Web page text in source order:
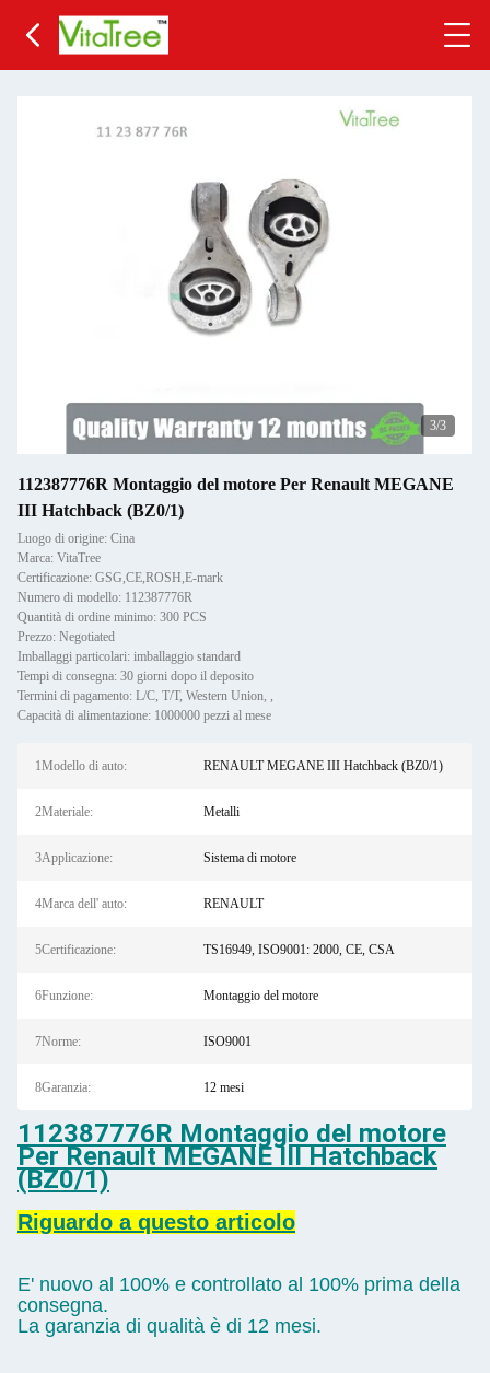
3/3
112387776R Montaggio del motore Per Renault MEGANE
III Hatchback (BZ0/1)
Luogo di origine: Cina
Marca: VitaTree
Certificazione: GSG,CE,ROSH,E-mark
Numero di modello: 112387776R
Quantità di ordine minimo: 300 PCS
Prezzo: Negotiated
Imballaggi particolari: imballaggio standard
Tempi di consegna: 30 giorni dopo il deposito
Termini di pagamento: L/C, T/T, Western Union, ,
Capacità di alimentazione: 1000000 pezzi al mese
1Modello di auto: RENAULT MEGANE III Hatchback (BZ0/1)
2Materiale: Metalli
3Applicazione: Sistema di motore
4Marca dell' auto: RENAULT
5Certificazione: TS16949, ISO9001: 2000, CE, CSA
6Funzione: Montaggio del motore
7Norme: ISO9001
8Garanzia: 12 mesi
112387776R Montaggio del motore
Per Renault MEGANE III Hatchback
(BZ0/1)
Riguardo a questo articolo
E' nuovo al 100% e controllato al 100% prima della
consegna.
La garanzia di qualità è di 12 mesi.